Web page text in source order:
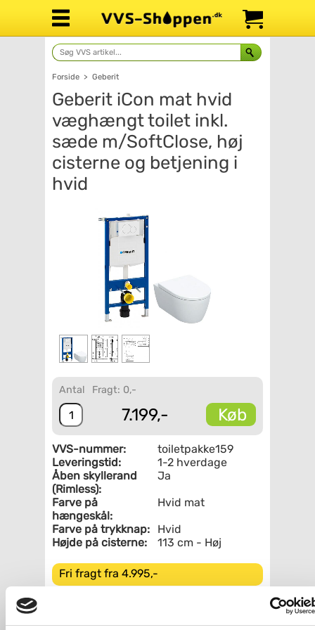
Forside > Geberit
Geberit iCon mat hvid
væghængt toilet inkl.
sæde m/SoftClose, høj
cisterne og betjening i
hvid
Antal Fragt: 0,-
7.199,- Køb
VVS-nummer:
toiletpakke159
Leveringstid:
1-2 hverdage
Åben skyllerand
(Rimless):
Ja
Farve på
hængeskål:
Hvid mat
Farve på trykknap:
Hvid
Højde på cisterne:
113 cm - Høj
Fri fragt fra 4.995,-
inkl. sæde m/SoftClose, høj cisterne og